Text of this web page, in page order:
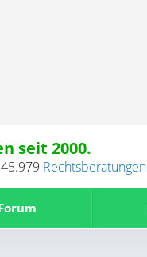
seit 2000.
Rechtsberatungen